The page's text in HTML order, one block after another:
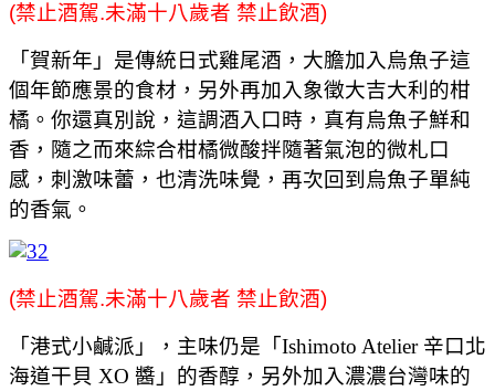
(禁止酒駕.未滿十八歲者 禁止飲酒)
「賀新年」是傳統日式雞尾酒，大膽加入烏魚子這
個年節應景的食材，另外再加入象徵大吉大利的柑
橘。你還真別說，這調酒入口時，真有烏魚子鮮和
香，隨之而來綜合柑橘微酸拌隨著氣泡的微札口
感，刺激味蕾，也清洗味覺，再次回到烏魚子單純
的香氣。
(禁止酒駕.未滿十八歲者 禁止飲酒)
「港式小鹹派」，主味仍是「Ishimoto Atelier 辛口北
海道干貝 XO 醬」的香醇，另外加入濃濃台灣味的